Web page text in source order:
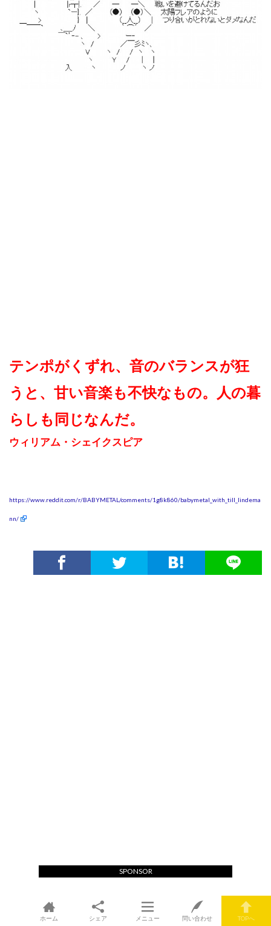
テンポがくずれ、音のバランスが狂
うと、甘い音楽も不快なもの。人の暮
らしも同じなんだ。
ウィリアム・シェイクスピア
https://www.reddit.com/r/BABYMETAL/comments/1g8k860/babymetal_with_till_lindema
nn/
SPONSOR
ホーム シェア メニュー 問い合わせ TOPへ